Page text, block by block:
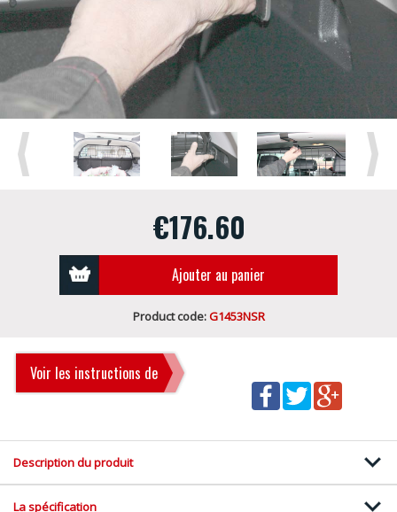
Previous Next
€176.60
Ajouter au panier
Product code:G1453NSR
Voir les instructions de
Description du produit
La spécification